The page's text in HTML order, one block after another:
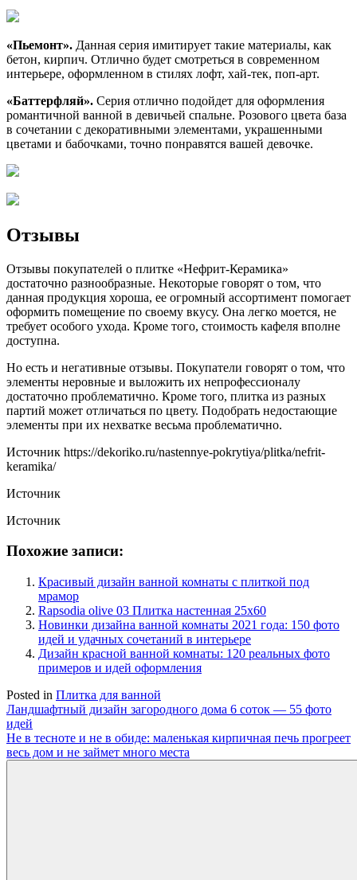
«Пьемонт». Данная серия имитирует такие материалы, как
бетон, кирпич. Отлично будет смотреться в современном
интерьере, оформленном в стилях лофт, хай-тек, поп-арт.
«Баттерфляй». Серия отлично подойдет для оформления
романтичной ванной в девичьей спальне. Розового цвета база
в сочетании с декоративными элементами, украшенными
цветами и бабочками, точно понравятся вашей девочке.
Отзывы
Отзывы покупателей о плитке «Нефрит-Керамика»
достаточно разнообразные. Некоторые говорят о том, что
данная продукция хороша, ее огромный ассортимент помогает
оформить помещение по своему вкусу. Она легко моется, не
требует особого ухода. Кроме того, стоимость кафеля вполне
доступна.
Но есть и негативные отзывы. Покупатели говорят о том, что
элементы неровные и выложить их непрофессионалу
достаточно проблематично. Кроме того, плитка из разных
партий может отличаться по цвету. Подобрать недостающие
элементы при их нехватке весьма проблематично.
Источник https://dekoriko.ru/nastennye-pokrytiya/plitka/nefrit-
keramika/
Источник
Источник
Похожие записи:
Красивый дизайн ванной комнаты с плиткой под
мрамор
Rapsodia olive 03 Плитка настенная 25х60
Новинки дизайна ванной комнаты 2021 года: 150 фото
идей и удачных сочетаний в интерьере
Дизайн красной ванной комнаты: 120 реальных фото
примеров и идей оформления
Posted in Плитка для ванной
Навигация
по
записям
Ландшафтный дизайн загородного дома 6 соток — 55 фото
идей
Не в тесноте и не в обиде: маленькая кирпичная печь прогреет
весь дом и не займет много места